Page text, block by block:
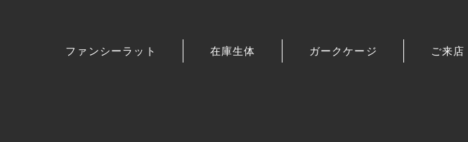
ファンシーラット 在庫生体 ガークケージ ご来店